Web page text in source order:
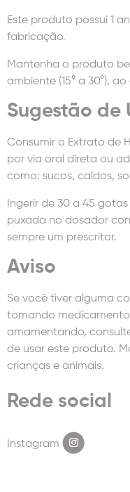
Este produto possui 1
fabricação.
Mantenha o produto
ambiente (15° a 30°),
Sugestão de
Consumir o Extrato de
por via oral direta ou
como: sucos, caldos,
Ingerir de 30 a 45
puxada no dosador
sempre um prescritor.
Aviso
Se você tiver alguma
tomando
amamentando,
de usar este produto.
crianças e animais.
Rede social
Instagram